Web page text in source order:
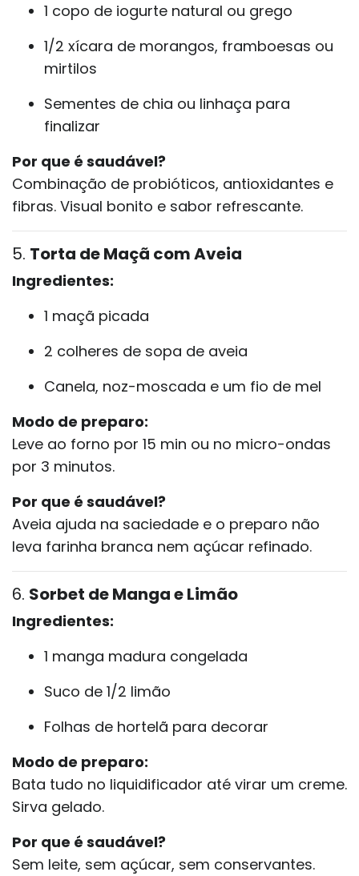
1 copo de iogurte natural ou grego
1/2 xícara de morangos, framboesas ou
mirtilos
Sementes de chia ou linhaça para
finalizar
Por que é saudável?
Combinação de probióticos, antioxidantes e
fibras. Visual bonito e sabor refrescante.
5. Torta de Maçã com Aveia
Ingredientes:
1 maçã picada
2 colheres de sopa de aveia
Canela, noz-moscada e um fio de mel
Modo de preparo:
Leve ao forno por 15 min ou no micro-ondas
por 3 minutos.
Por que é saudável?
Aveia ajuda na saciedade e o preparo não
leva farinha branca nem açúcar refinado.
6. Sorbet de Manga e Limão
Ingredientes:
1 manga madura congelada
Suco de 1/2 limão
Folhas de hortelã para decorar
Modo de preparo:
Bata tudo no liquidificador até virar um creme.
Sirva gelado.
Por que é saudável?
Sem leite, sem açúcar, sem conservantes.